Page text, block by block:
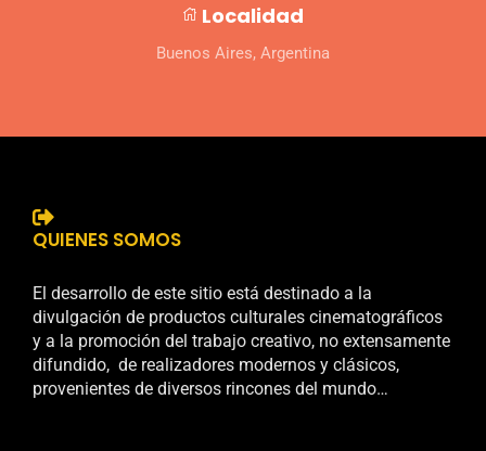
Localidad
Buenos Aires, Argentina
QUIENES SOMOS
El desarrollo de este sitio está destinado a la
divulgación de productos culturales cinematográficos
y a la promoción del trabajo creativo, no extensamente
difundido, de realizadores modernos y clásicos,
provenientes de diversos rincones del mundo…